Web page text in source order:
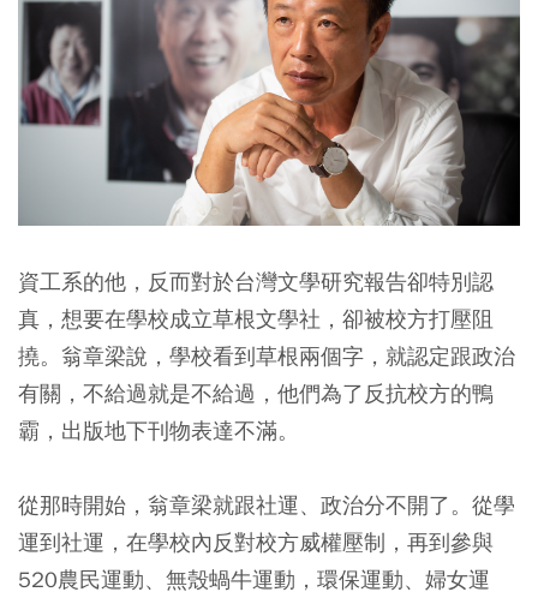
資工系的他，反而對於台灣文學研究報告卻特別認
真，想要在學校成立草根文學社，卻被校方打壓阻
撓。翁章梁說，學校看到草根兩個字，就認定跟政治
有關，不給過就是不給過，他們為了反抗校方的鴨
霸，出版地下刊物表達不滿。
從那時開始，翁章梁就跟社運、政治分不開了。從學
運到社運，在學校內反對校方威權壓制，再到參與
520農民運動、無殼蝸牛運動，環保運動、婦女運